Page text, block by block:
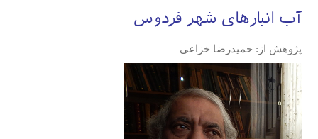
آب انبارهای شهر فردوس
پژوهش از: حمیدرضا خزاعی